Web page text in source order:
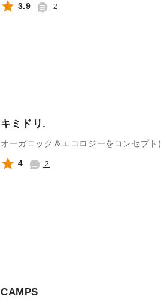
ちしております！
3.9 2
キミドリ.
オーガニック＆エコロジーをコンセプ
4 2
CAMPS